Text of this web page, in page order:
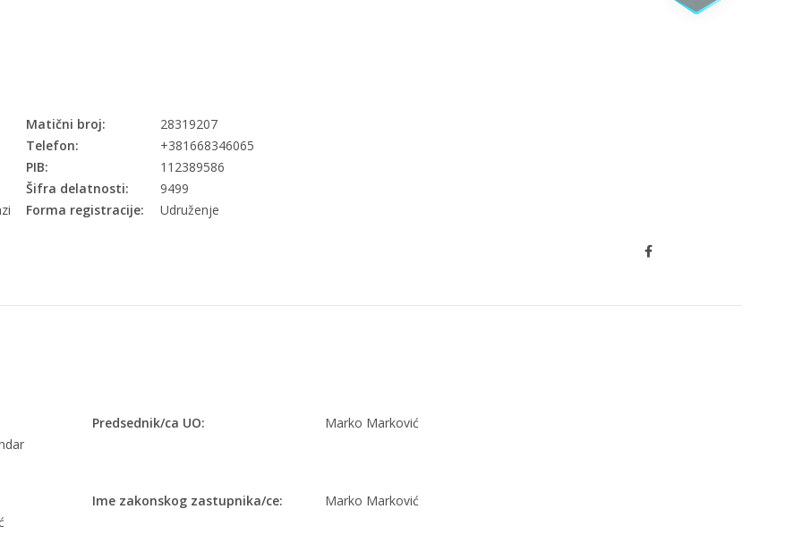
Matični broj:
28319207
Telefon:
+381668346065
PIB:
112389586
Šifra delatnosti:
9499
Forma registracije: Udruženje
Predsednik/ca UO: Marko Marković
Ime zakonskog zastupnika/ce: Marko Marković